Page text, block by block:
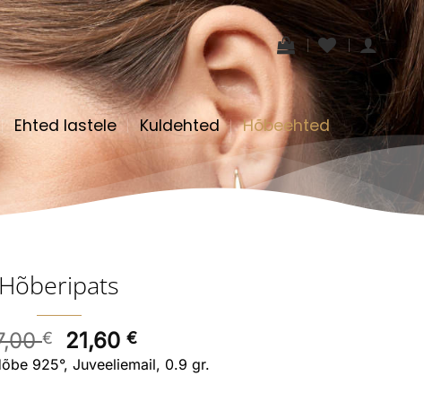
Ehted lastele Kuldehted Hõbeehted
Hõberipats
€
Algne
hind
21,60€Current
price
925°, Juveeliemail, 0.9 gr.